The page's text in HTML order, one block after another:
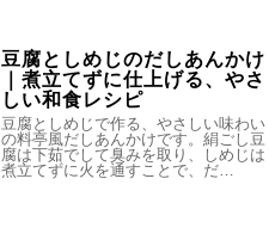
豆腐としめじのだしあんかけ
｜煮立てずに仕上げる、やさ
しい和食レシピ
豆腐としめじで作る、やさしい味わい
の料亭風だしあんかけです。絹ごし豆
腐は下茹でして臭みを取り、しめじは
煮立てずに火を通すことで、だ…